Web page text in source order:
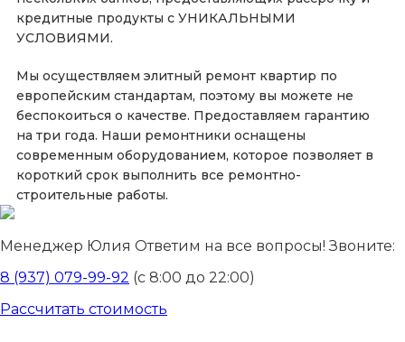
кредитные продукты с УНИКАЛЬНЫМИ
УСЛОВИЯМИ.
Мы осуществляем элитный ремонт квартир по
европейским стандартам, поэтому вы можете не
беспокоиться о качестве. Предоставляем гарантию
на три года. Наши ремонтники оснащены
современным оборудованием, которое позволяет в
короткий срок выполнить все ремонтно-
строительные работы.
Менеджер Юлия Ответим на все вопросы! Звоните:
8 (937) 079-99-92 (с 8:00 до 22:00)
Рассчитать стоимость